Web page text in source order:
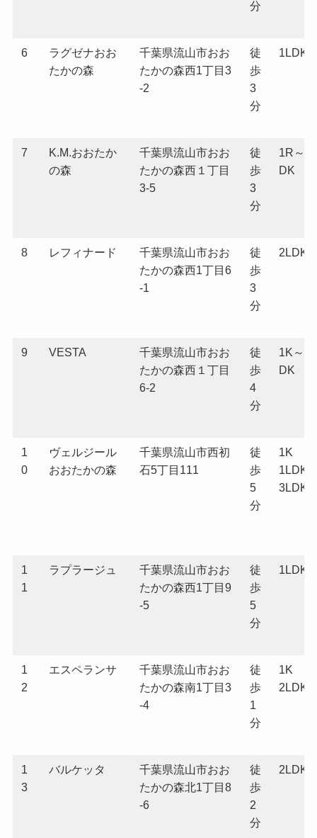
分
6
ラグゼナおお
たかの森
千葉県流山市おお
たかの森西1丁目3
-2
徒
歩
3
分
1LDK
7
K.M.おおたか
の森
千葉県流山市おお
たかの森西１丁目
3-5
徒
歩
3
分
1R～2L
DK
8 レフィナード
千葉県流山市おお
たかの森西1丁目6
-1
徒
歩
3
分
2LDK
9 VESTA
千葉県流山市おお
たかの森西１丁目
6-2
徒
歩
4
分
1K～1L
DK
1
0
ヴェルジール
おおたかの森
千葉県流山市西初
石5丁目111
徒
歩
5
分
1K
1LDK
3LDK
1
1
ラプラージュ
千葉県流山市おお
たかの森西1丁目9
-5
徒
歩
5
分
1LDK
1
2
エスペランサ
千葉県流山市おお
たかの森南1丁目3
-4
徒
歩
1
分
1K
2LDK
1
3
バルケッタ
千葉県流山市おお
たかの森北1丁目8
-6
徒
歩
2
分
2LDK